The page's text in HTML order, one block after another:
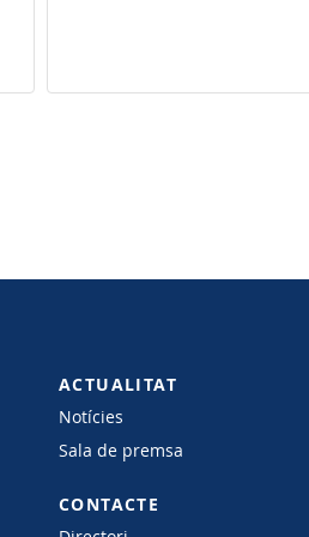
ACTUALITAT
Notícies
Sala de premsa
CONTACTE